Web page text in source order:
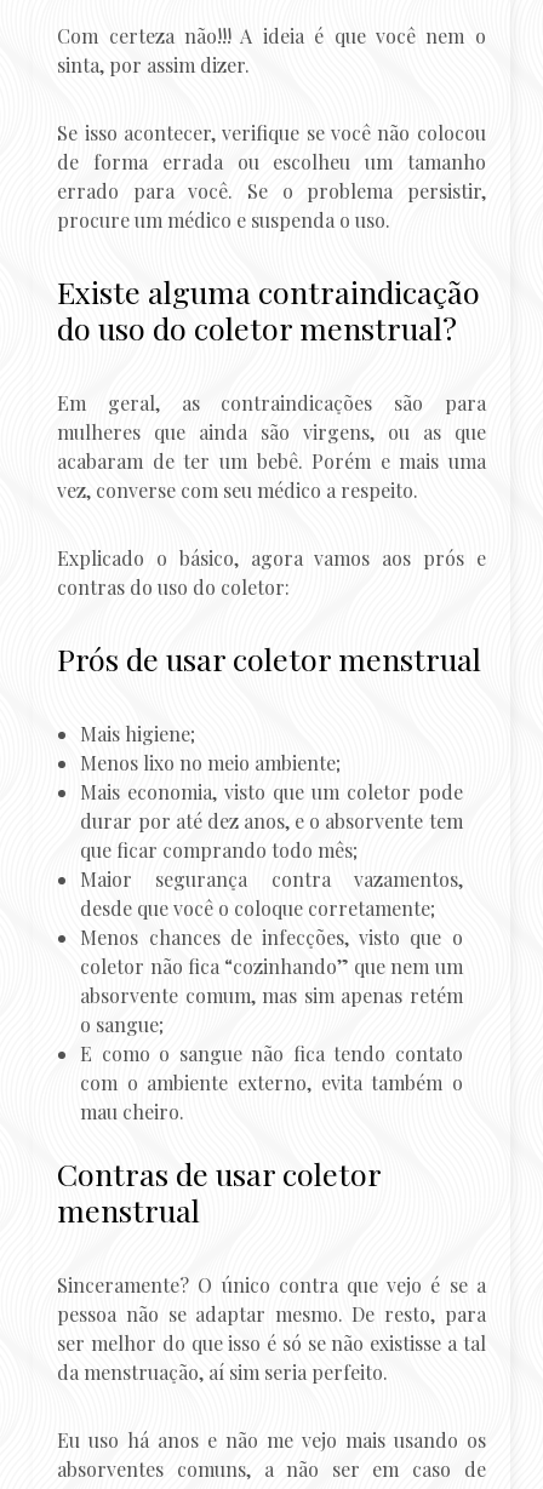
Com certeza não!!! A ideia é que você nem o
sinta, por assim dizer.
Se isso acontecer, verifique se você não colocou
de forma errada ou escolheu um tamanho
errado para você. Se o problema persistir,
procure um médico e suspenda o uso.
Existe alguma contraindicação
do uso do coletor menstrual?
Em geral, as contraindicações são para
mulheres que ainda são virgens, ou as que
acabaram de ter um bebê. Porém e mais uma
vez, converse com seu médico a respeito.
Explicado o básico, agora vamos aos prós e
contras do uso do coletor:
Prós de usar coletor menstrual
Mais higiene;
Menos lixo no meio ambiente;
Mais economia, visto que um coletor pode
durar por até dez anos, e o absorvente tem
que ficar comprando todo mês;
Maior segurança contra vazamentos,
desde que você o coloque corretamente;
Menos chances de infecções, visto que o
coletor não fica “cozinhando” que nem um
absorvente comum, mas sim apenas retém
o sangue;
E como o sangue não fica tendo contato
com o ambiente externo, evita também o
mau cheiro.
Contras de usar coletor
menstrual
Sinceramente? O único contra que vejo é se a
pessoa não se adaptar mesmo. De resto, para
ser melhor do que isso é só se não existisse a tal
da menstruação, aí sim seria perfeito.
Eu uso há anos e não me vejo mais usando os
absorventes comuns, a não ser em caso de